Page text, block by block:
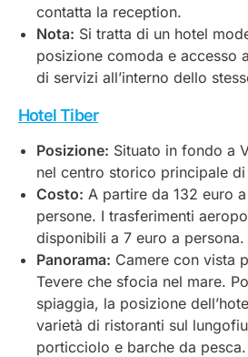
contatta la reception.
Nota: Si tratta di un hotel
posizione comoda e accesso
di servizi all’interno dello
Hotel Tiber
Posizione: Situato in fondo a
nel centro storico principale
Costo: A partire da 132 euro
persone. I trasferimenti
disponibili a 7 euro a persona.
Panorama: Camere con vista
Tevere che sfocia nel mare.
spiaggia, la posizione
varietà di ristoranti sul
porticciolo e barche da pesca.